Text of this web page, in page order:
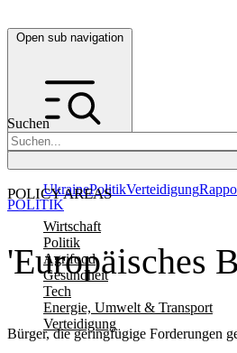
Open sub navigation
Suchen
POLICY AREAS
Wirtschaft
Politik
Agrifood
Gesundheit
Tech
Energie, Umwelt & Transport
Verteidigung
UkrainePolitikVerteidigung
'Europäisches
Bürger, die geringfügige Forderungen
POLITIK